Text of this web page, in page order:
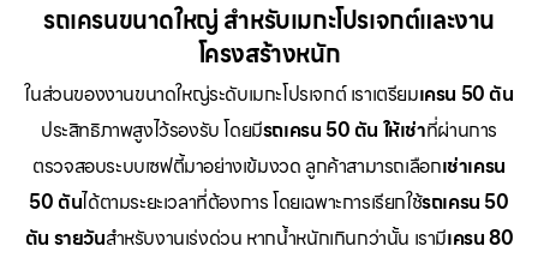
รถเครนขนาดใหญ่ สำหรับเมกะโปรเจกต์และงาน
โครงสร้างหนัก
ในส่วนของงานขนาดใหญ่ระดับเมกะโปรเจกต์ เราเตรียมเครน 50 ตัน
ประสิทธิภาพสูงไว้รองรับ โดยมีรถเครน 50 ตัน ให้เช่าที่ผ่านการ
ตรวจสอบระบบเซฟตี้มาอย่างเข้มงวด ลูกค้าสามารถเลือกเช่าเครน
50 ตันได้ตามระยะเวลาที่ต้องการ โดยเฉพาะการเรียกใช้รถเครน 50
ตัน รายวันสำหรับงานเร่งด่วน หากน้ำหนักเกินกว่านั้น เรามีเครน 80